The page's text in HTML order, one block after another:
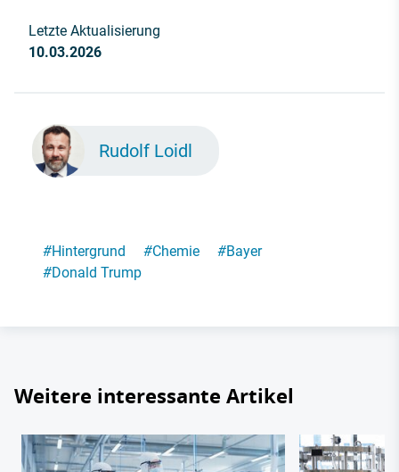
Letzte Aktualisierung
10.03.2026
Rudolf Loidl
#Hintergrund #Chemie #Bayer
#Donald Trump
Weitere interessante Artikel